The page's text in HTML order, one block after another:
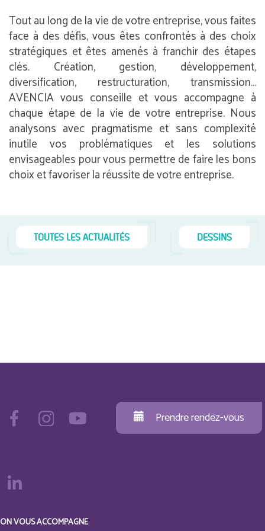
Tout au long de la vie de votre entreprise, vous faites
face à des défis, vous êtes confrontés à des choix
stratégiques et êtes amenés à franchir des étapes
clés. Création, gestion, développement,
diversification, restructuration, transmission…
AVENCIA vous conseille et vous accompagne à
chaque étape de la vie de votre entreprise. Nous
analysons avec pragmatisme et sans complexité
inutile vos problématiques et les solutions
envisageables pour vous permettre de faire les bons
choix et favoriser la réussite de votre entreprise.
TOUTES LES ACTUALITÉS DESSINS
Prendre rendez-vous
ON VOUS ACCOMPAGNE